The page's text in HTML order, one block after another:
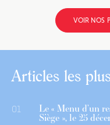
VOIR NOS
Articles les
01 Le « Menu d’un
Siège », le 25